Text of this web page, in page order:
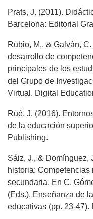
Prats, J. (2011).
Barcelona: Editorial
Rubio, M., & Galván,
desarrollo de
principales de los
del Grupo de
Virtual. Digital
Rué, J. (2016).
de la educación
Publishing.
Sáiz, J., & Domínguez,
historia:
secundaria. En C.
(Eds.), Enseñanza de
educativas (pp. 23-47).